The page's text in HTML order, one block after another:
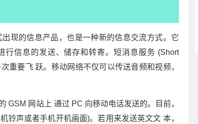
现的信息产品，也是一种新的信息交流方式。它
信息的发送、储存和转寄。短消息服务 (Short
重要飞 跃。移动网络不仅可以传送音频和视频，
GSM 网站上 通过 PC 向移动电话发送的。目前，
铃声或者手机开机画面)。若用来发送英文文 本，